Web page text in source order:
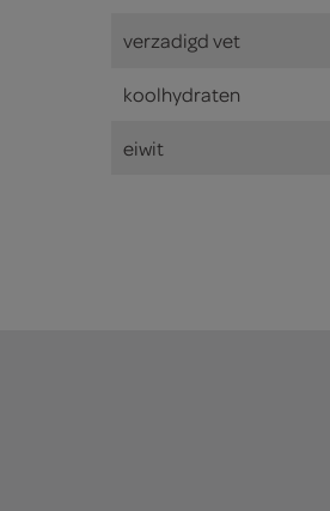
verzadigd vet
koolhydraten
eiwit